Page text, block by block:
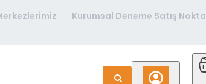
Kurumsal Deneme Satış